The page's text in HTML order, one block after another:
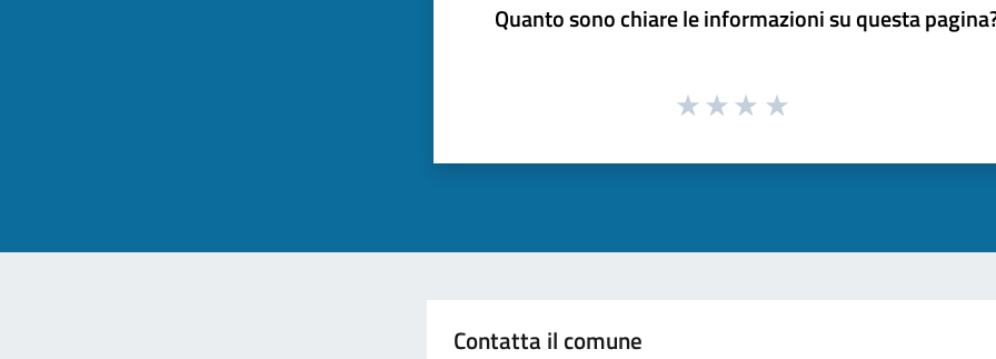
Quanto sono chiare le informazioni su questa
Contatta il comune